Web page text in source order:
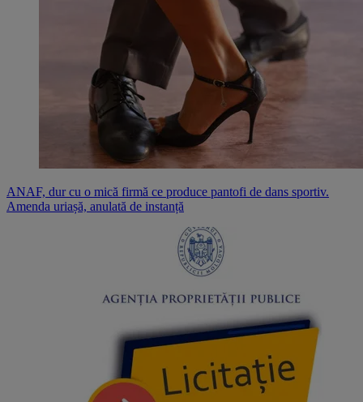
ANAF, dur cu o mică firmă ce produce pantofi de dans sportiv.
Amenda uriașă, anulată de instanță